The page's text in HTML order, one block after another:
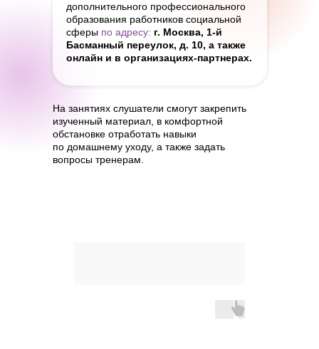
дополнительного профессионального
образования работников социальной
сферы по адресу: г. Москва, 1-й
Басманный переулок, д. 10, а также
онлайн и в организациях-партнерах.
На занятиях слушатели смогут закрепить
изученный материал, в комфортной
обстановке отработать навыки
по домашнему уходу, а также задать
вопросы тренерам.